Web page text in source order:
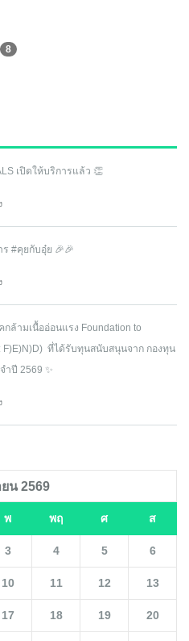
8
เปิดให้บริการแล้ว 👏
#คุยกับอุ๋ย 🎉🎉
ล้ามเนื้ออ่อนแรง Foundation to
F)E)N)D) ที่ได้รับทุนสนับสนุนจาก กองทุน
ปี 2569 ✨
น 2569
พ พฤ ศ ส
3 4 5 6
10 11 12 13
17 18 19 20